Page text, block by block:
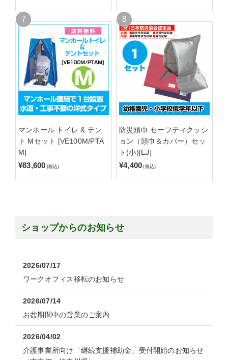
マンホール トイレ & テン
ト Mセット [VE100M/PTA
M]
¥83,600 (税込)
防災頭巾 セーフティクッシ
ョン（頭巾＆カバー）セッ
ト(小)[EJ]
¥4,400 (税込)
ショップからのお知らせ
2026/07/17
ワークオフィス移転のお知らせ
2026/07/14
お盆期間中の営業のご案内
2026/04/02
介護事業所向け「継続支援補助金」受付開始のお知らせ